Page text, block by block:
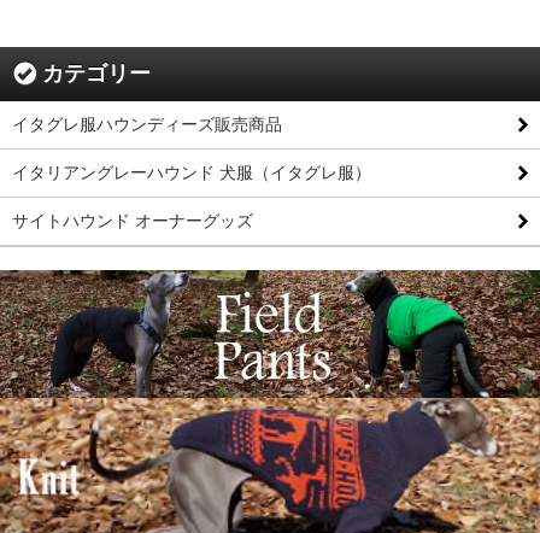
カテゴリー
イタグレ服ハウンディーズ販売商品
イタリアングレーハウンド 犬服（イタグレ服）
サイトハウンド オーナーグッズ